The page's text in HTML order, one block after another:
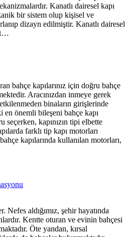
Kanatlı dairesel kapı
bir sistem olup kişisel ve
dizayn edilmiştir. Kanatlı dairesel
bahçe kapılarınız için doğru bahçe
Aracınızdan inmeye gerek
binaların girişlerinde
en önemli bileşeni bahçe kapı
seçerken, kapınızın tipi elbette
farklı tip kapı motorları
kapılarında kullanılan motorları,
aldığımız, şehir hayatında
Kentte oturan ve evinin bahçesi
Öte yandan, kırsal